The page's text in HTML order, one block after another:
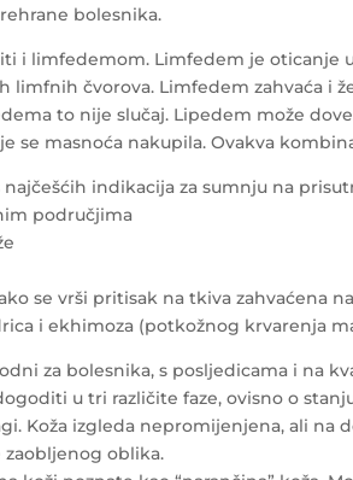
bolesnika.
i limfedemom. Limfedem je oticanje
limfnih čvorova. Limfedem zahvaća i
to nije slučaj. Lipedem može
se masnoća nakupila. Ovakva
indikacija za sumnju na
područjima
se vrši pritisak na tkiva zahvaćena
i ekhimoza (potkožnog krvarenja
za bolesnika, s posljedicama i na
u tri različite faze, ovisno o
Koža izgleda nepromijenjena, ali
zaobljenog oblika.